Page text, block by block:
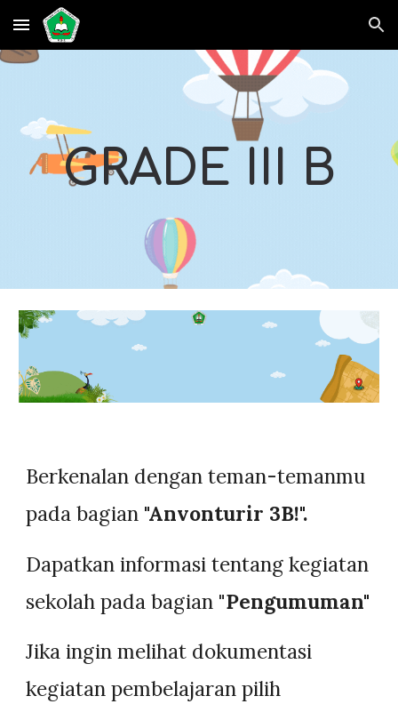
Skip to main content Skip to navigation
GRADE III B
Berkenalan dengan teman-temanmu
pada bagian "Anvonturir 3B!".
Dapatkan informasi tentang kegiatan
sekolah pada bagian "Pengumuman"
Jika ingin melihat dokumentasi
kegiatan pembelajaran pilih